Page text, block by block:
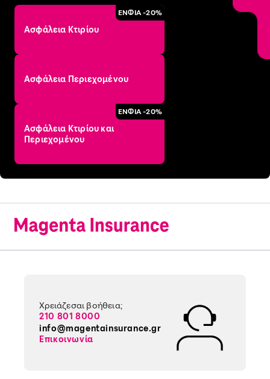
ΕΝΦΙΑ -20%
Ασφάλεια Κτιρίου
Ασφάλεια Περιεχομένου
ΕΝΦΙΑ -20%
Ασφάλεια Κτιρίου και
Περιεχομένου
Χρειάζεσαι βοήθεια;
210 801 8000
info@magentainsurance.gr
Επικοινωνία